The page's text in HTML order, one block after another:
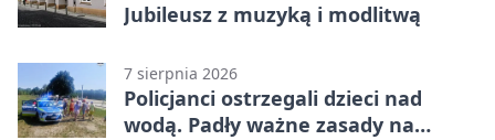
Jubileusz z muzyką i modlitwą
7 sierpnia 2026
Policjanci ostrzegali dzieci nad
wodą. Padły ważne zasady na